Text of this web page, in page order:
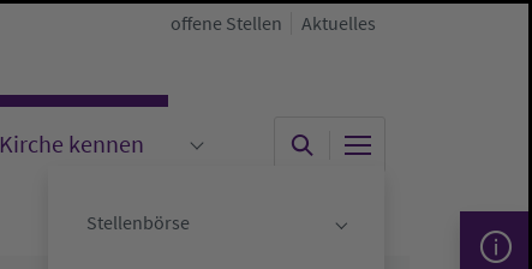
Kirche kennen
Stellenbörse
Submenu for
offene Stellen Aktuelles